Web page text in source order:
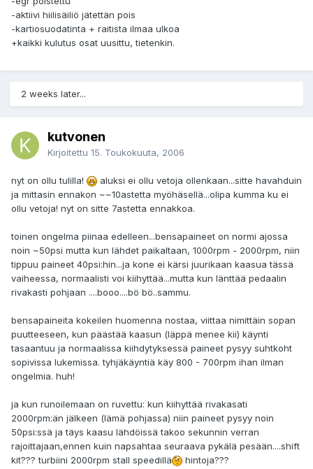
-aktiivi hiilisäiliö jätettän pois
-kartiosuodatinta + raitista ilmaa ulkoa
+kaikki kulutus osat uusittu, tietenkin.
2 weeks later...
kutvonen
Kirjoitettu 15. Toukokuuta, 2006
nyt on ollu tulilla!
aluksi ei ollu vetoja ollenkaan...sitte havahduin
ja mittasin ennakon ~~10astetta myöhäsellä...olipa kumma ku ei
ollu vetoja! nyt on sitte 7astetta ennakkoa.
toinen ongelma piinaa edelleen...bensapaineet on normi ajossa
noin ~50psi mutta kun lähdet paikaltaan, 1000rpm - 2000rpm, niin
tippuu paineet 40psi:hin...ja kone ei kärsi juurikaan kaasua tässä
vaiheessa, normaalisti voi kiihyttää...mutta kun länttää pedaalin
rivakasti pohjaan ....booo....bö bö..sammu.
bensapaineita kokeilen huomenna nostaa, viittaa nimittäin sopan
puutteeseen, kun päästää kaasun (läppä menee kii) käynti
tasaantuu ja normaalissa kiihdytyksessä paineet pysyy suhtkoht
sopivissa lukemissa. tyhjäkäyntiä käy 800 - 700rpm ihan ilman
ongelmia. huh!
ja kun runoilemaan on ruvettu: kun kiihyttää rivakasati
2000rpm:än jälkeen (lämä pohjassa) niin paineet pysyy noin
50psi:ssä ja täys kaasu lähdöissä takoo sekunnin verran
rajoittajaan,ennen kuin napsahtaa seuraava pykälä pesään....shift
kit??? turbiini 2000rpm stall speedillä
hintoja???